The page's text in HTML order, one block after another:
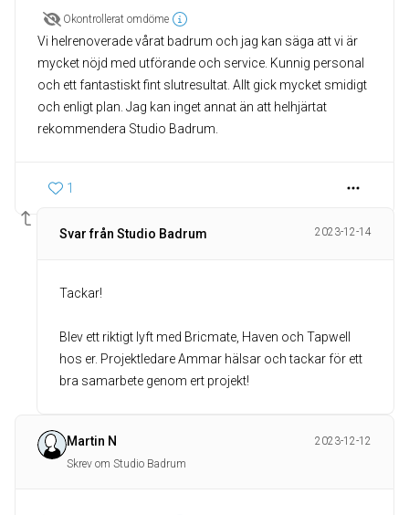
Okontrollerat omdöme
Vi helrenoverade vårat badrum och jag kan säga att vi är
mycket nöjd med utförande och service. Kunnig personal
och ett fantastiskt fint slutresultat. Allt gick mycket smidigt
och enligt plan. Jag kan inget annat än att helhjärtat
1
Svar från Studio Badrum 2023-12-14
Tackar!
Blev ett riktigt lyft med Bricmate, Haven och Tapwell
hos er. Projektledare Ammar hälsar och tackar för ett
bra samarbete genom ert projekt!
Martin N
2023-12-12
Skrev om Studio Badrum